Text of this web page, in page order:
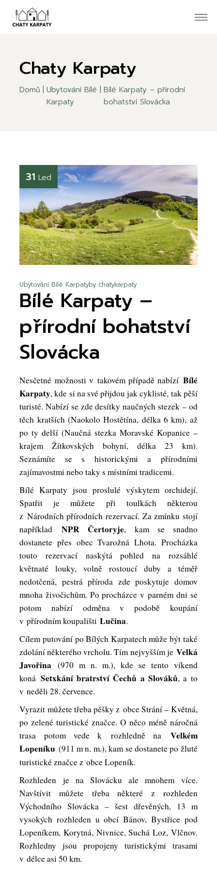
Chaty Karpaty
Domů
Ubytování Bílé
Karpaty
Bílé Karpaty – přírodní
bohatství Slovácka
31 Led
Ubytování Bílé Karpatyby chatykarpaty
Bílé Karpaty –
přírodní bohatství
Slovácka
Nesčetné možnosti v takovém případě nabízí Bílé
Karpaty, kde si na své přijdou jak cyklisté, tak pěší
turisté. Nabízí se zde desítky naučných stezek – od
těch kratších (Naokolo Hostětína, délka 6 km), až
po ty delší (Naučná stezka Moravské Kopanice –
krajem Žítkovských bohyní, délka 23 km).
Seznámíte se s historickými a přírodními
zajímavostmi nebo taky s místními tradicemi.
Bílé Karpaty jsou proslulé výskytem orchidejí.
Spatřit je můžete při toulkách některou
z Národních přírodních rezervací. Za zmínku stojí
napříkladNPR Čertoryje, kam se snadno
dostanete přes obec Tvarožná Lhota. Procházka
touto rezervací naskýtá pohled na rozsáhlé
květnaté louky, volně rostoucí duby a téměř
nedotčená, pestrá příroda zde poskytuje domov
mnoha živočichům. Po procházce v parném dni se
potom nabízí odměna v podobě koupání
v přírodním koupalištiLučina.
Cílem putování po Bílých Karpatech může být také
zdolání některého vrcholu. Tím nejvyšším je Velká
Javořina (970 m n. m.), kde se tento víkend
koná Setxkání bratrství Čechů a Slováků, a to
v neděli 28. července.
Vyrazit můžete třeba pěšky z obce Strání – Květná,
po zelené turistické značce. O něco méně náročná
trasa potom vede k rozhledně na Velkém
Lopeníku (911 m n. m.), kam se dostanete po žluté
turistické značce z obce Lopeník.
Rozhleden je na Slovácku ale mnohem více.
Navštívit můžete třeba některé z rozhleden
Východního Slovácka – šest dřevěných, 13 m
vysokých rozhleden u obcí Bánov, Bystřice pod
Lopeníkem, Korytná, Nivnice, Suchá Loz, Vlčnov.
Rozhledny jsou propojeny turistickými trasami
v délce asi 50 km.